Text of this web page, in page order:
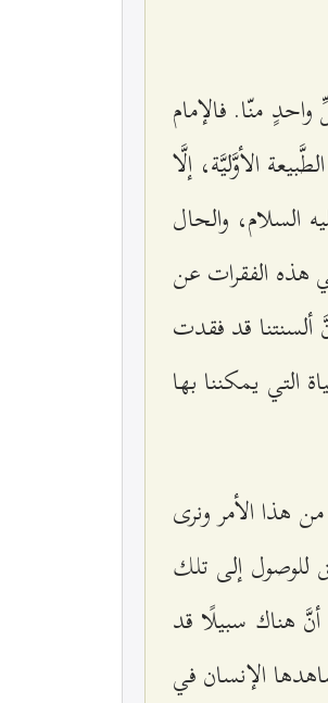
منّا. فالإمام
الأوَّليَّة، إلَّا
السلام، والحال
هذه الفقرات عن
ألسنتنا قد فقدت
التي يمكننا بها
هذا الأمر ونرى
للوصول إلى تلك
هناك سبيلًا قد
الإنسان في